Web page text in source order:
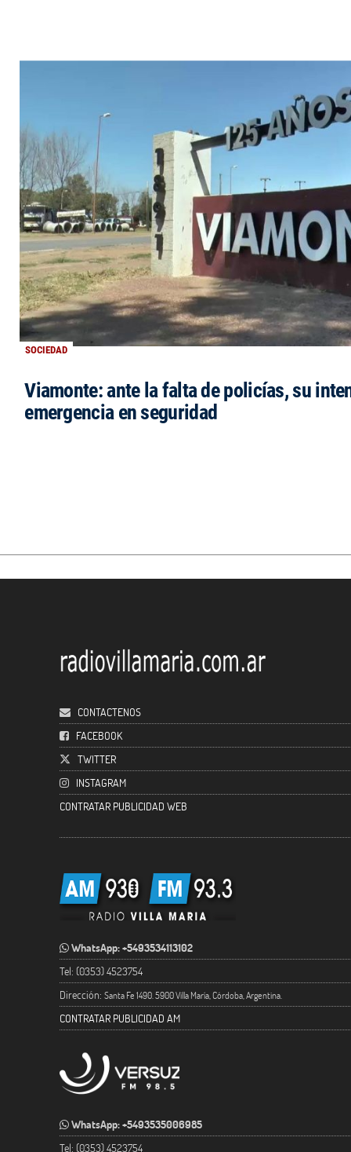
SOCIEDAD
Viamonte: ante la falta de policías, su
emergencia en seguridad
CONTACTENOS
FACEBOOK
TWITTER
INSTAGRAM
CONTRATAR PUBLICIDAD WEB
WhatsApp: +5493534113102
Tel: (0353) 4523754
Dirección: Santa Fe 1490. 5900 Villa María, Córdoba, Argentina.
CONTRATAR PUBLICIDAD AM
WhatsApp: +5493535006985
Tel: (0353) 4523754